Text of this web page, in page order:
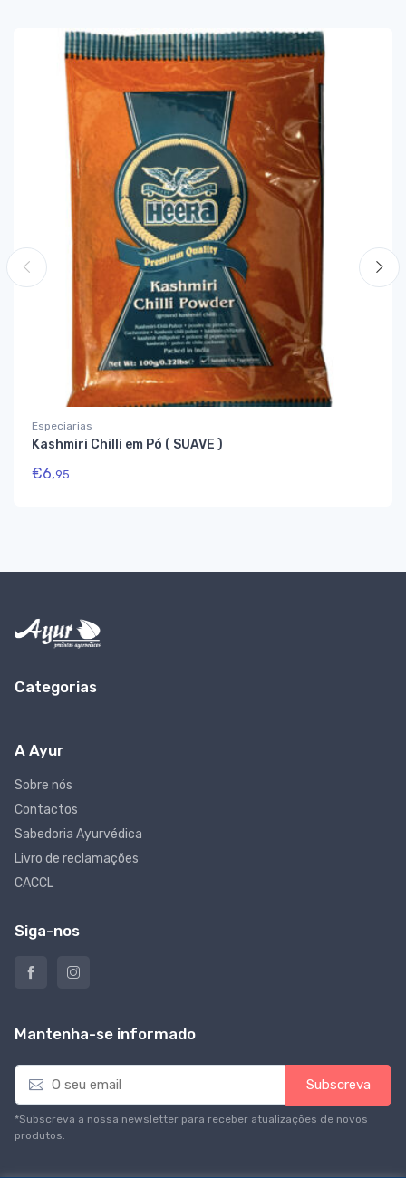
Especiarias
Kashmiri Chilli em Pó ( SUAVE )
€6,95
Categorias
A Ayur
Sobre nós
Contactos
Sabedoria Ayurvédica
Livro de reclamações
CACCL
Siga-nos
Mantenha-se informado
E
a
i
l
Subscreva
*Subscreva a nossa newsletter para receber atualizações de novos
produtos.